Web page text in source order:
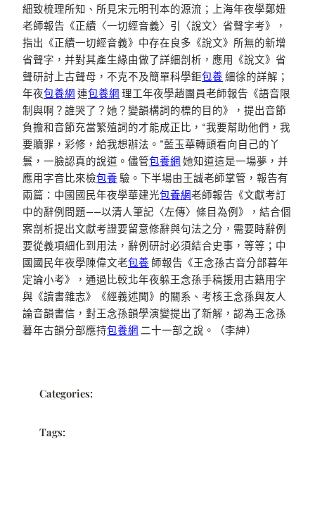
細致梳理所知、所見宋元明刊本的源流；上海年夜學鄭妞
老師報告《正續〈一切經音義〉引〈說文〉省聲字考》，
指出《正續一切經音義》中存在良多《說文》所無的新增
省聲字，并對其產生緣由做了詳細剖析，應用《說文》省
聲研討上古聲母，不克不及簡單科學鉅包養 細徐的詳解；
年夜包養網 連包養網 理工年夜學趙團員老師報告《語音限
制與啊？誰哭了？她？變韻構詞的標的目的》，提出音節
負擔和音節充當繁殖詞的才能成正比，“我要幫助他們，我
要贖罪，彩修，給我想辦法。”藍玉華轉頭看向自己的丫
鬟，一臉認真的說道。儘管包養網 她知道這是一場夢，并
應用字音比來檢包養 驗。下半場由王誠老師掌管，報告有
兩篇：中國國民年夜學華建光包養網老師報告《文獻考訂
中的辭例問題——以清人筆記〈左傳〉條目為例》，結合個
案剖析提出文獻考證要留意修辭與句法之分，需要時辭例
要從義項細化到用法，辭例研討必須結合史事，等等；中
國國民年夜學陳偉文老包養 師報告《王念孫古音分部暮年
定論小考》，通過比較北年夜躲王念孫手稿援用古籍用字
與《讀書雜志》《經義述聞》的關系、考核王念孫與友人
論音韻書信，對王念孫韻學演變提出了新解，認為王念孫
暮年古韻分部應持包養網 二十一部之說。（李紳）
Categories:
Tags: